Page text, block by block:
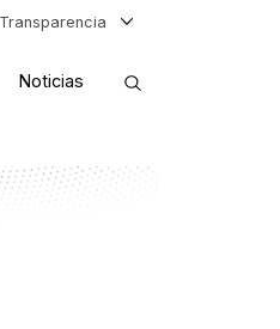
Transparencia
Noticias